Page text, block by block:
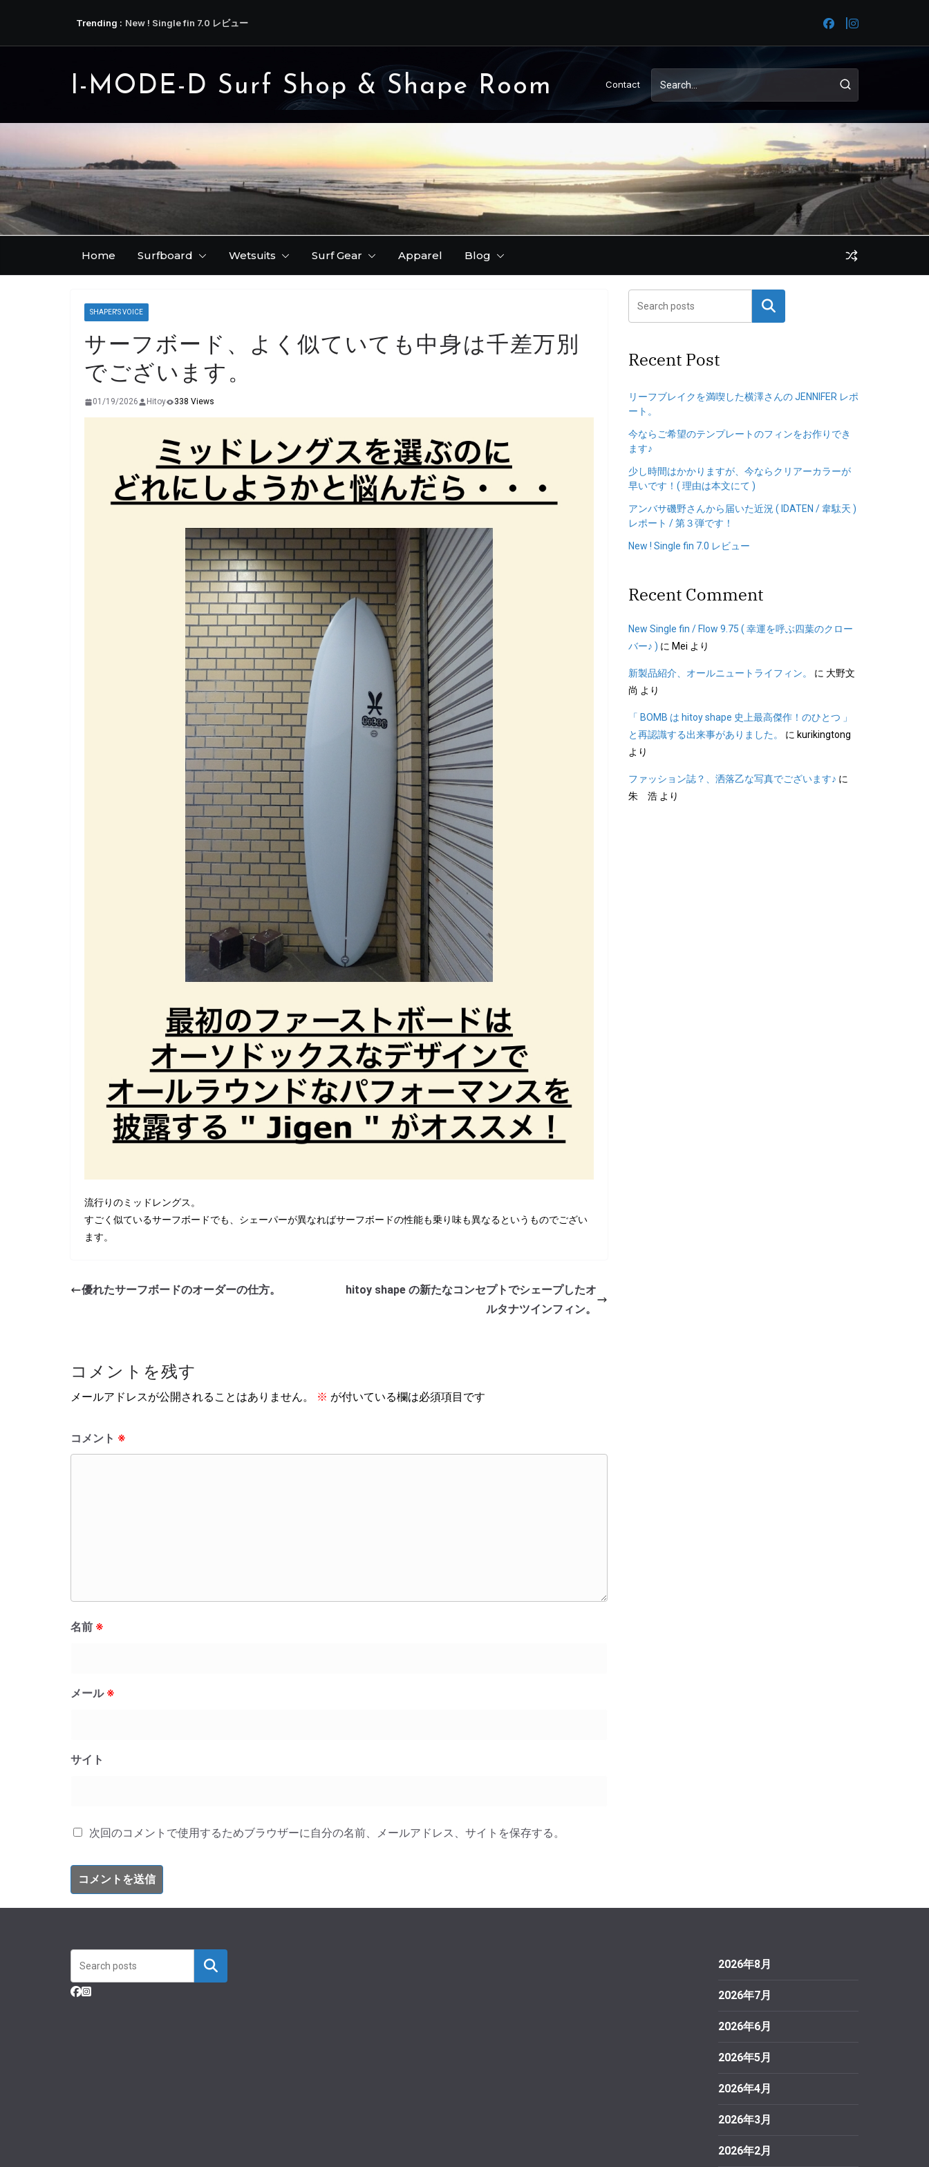
テ
ス
ッ
プ
Trending : New ! Single fin 7.0 レビュー
少し時間はかかりますが、今ならクリアーカラーが早いです！( 理由
は本文にて )
アンバサ磯野さんから届いた近況 ( IDATEN / 韋駄天 ) レポート / 第
I-MODE-D Surf Shop & Shape Room Contact
Home Surfboard Wetsuits Surf Gear Apparel Blog
SHAPER'S VOICE
サーフボード、よく似ていても中身は千差万別
でございます。
01/19/2026 Hitoy 338 Views
流行りのミッドレングス。
すごく似ているサーフボードでも、シェーパーが異なればサーフボードの性能も乗り味も異なるというものでござい
ます。
優れたサーフボードのオーダーの仕方。
hitoy shape の新たなコンセプトでシェープしたオ
ルタナツインフィン。
コメントを残す
メールアドレスが公開されることはありません。 ※ が付いている欄は必須項目です
コメント ※
名前 ※
メール ※
サイト
次回のコメントで使用するためブラウザーに自分の名前、メールアドレス、サイトを保存する。
検索
Recent Post
リーフブレイクを満喫した横澤さんの JENNIFER レポ
ート。
今ならご希望のテンプレートのフィンをお作りでき
ます♪
少し時間はかかりますが、今ならクリアーカラーが
早いです！( 理由は本文にて )
アンバサ磯野さんから届いた近況 ( IDATEN / 韋駄天 )
レポート / 第３弾です！
New ! Single fin 7.0 レビュー
Recent Comment
New Single fin / Flow 9.75 ( 幸運を呼ぶ四葉のクロー
バー♪ ) に Mei より
新製品紹介、オールニュートライフィン。 に 大野文
尚 より
「 BOMB は hitoy shape 史上最高傑作！のひとつ 」
と再認識する出来事がありました。
に kurikingtong
より
ファッション誌？、洒落乙な写真でございます♪ に
朱 浩 より
2026年8月
2026年7月
2026年6月
2026年5月
2026年4月
2026年3月
2026年2月